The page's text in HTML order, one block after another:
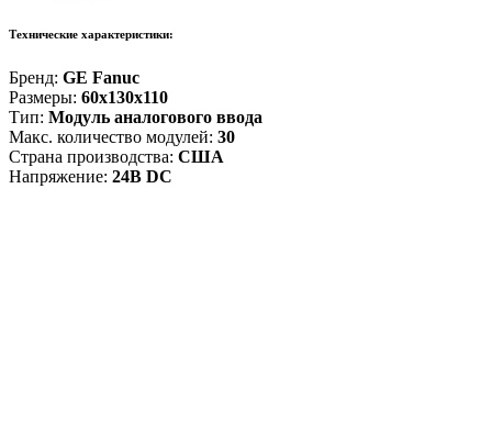
Технические характеристики:
Бренд: GE Fanuc
Размеры: 60x130x110
Тип: Модуль аналогового ввода
Макс. количество модулей: 30
Страна производства: США
Напряжение: 24В DC